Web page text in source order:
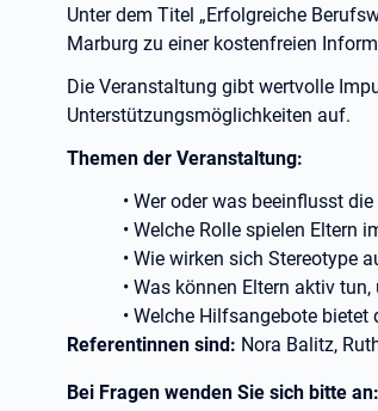
Unter dem Titel „Erfolgreiche
Marburg zu einer kostenfreien
Die Veranstaltung gibt wertvolle
Unterstützungsmöglichkeiten auf.
Themen der Veranstaltung:
• Wer oder was beeinflusst
• Welche Rolle spielen Eltern
• Wie wirken sich Stereotype
• Was können Eltern aktiv
• Welche Hilfsangebote bietet
Referentinnen sind: Nora Balitz,
Bei Fragen wenden Sie sich bitte an: